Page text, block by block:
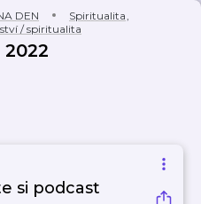
DEN Spiritualita,
/ spiritualita
2022
si podcast